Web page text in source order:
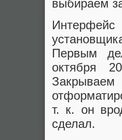
выбираем
Первым
октября
т. к. он
сделал.